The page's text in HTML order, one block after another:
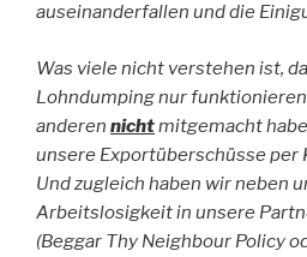
auseinanderfallen und die
Was viele nicht verstehen ist,
Lohndumping nur
anderen nichtmitgemacht
unsere Exportüberschüsse per
Und zugleich haben wir neben
Arbeitslosigkeit in unsere
(Beggar Thy Neighbour Policy